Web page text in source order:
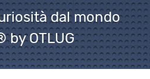
dal mondo
by OTLUG